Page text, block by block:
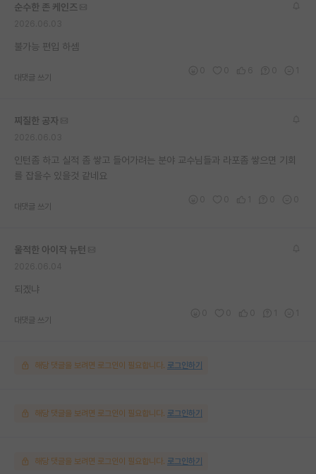
순수한 존 케인즈
불가능 편입 하셈
대댓글 쓰기
찌질한 공자
인턴좀 하고 실적 좀 쌓고 들어가려는 분야 교수님들과 라포좀 쌓으면 기회
를 잡을수 있을것 같네요
대댓글 쓰기
울적한 아이작 뉴턴
되겠냐
대댓글 쓰기
해당 댓글을 보려면 로그인이 필요합니다. 로그인하기
해당 댓글을 보려면 로그인이 필요합니다. 로그인하기
해당 댓글을 보려면 로그인이 필요합니다. 로그인하기